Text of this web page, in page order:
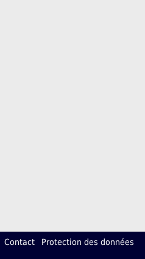
Contact Protection des données